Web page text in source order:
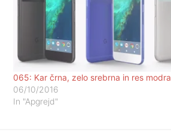
065: Kar črna, zelo srebrna in res modra
06/10/2016
In "Apgrejd"